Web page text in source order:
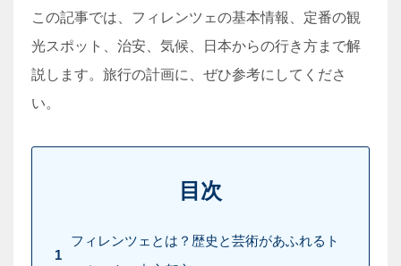
この記事では、フィレンツェの基本情報、定番の観
光スポット、治安、気候、日本からの行き方まで解
説します。旅行の計画に、ぜひ参考にしてくださ
い。
目次
1
フィレンツェとは？歴史と芸術があふれるト